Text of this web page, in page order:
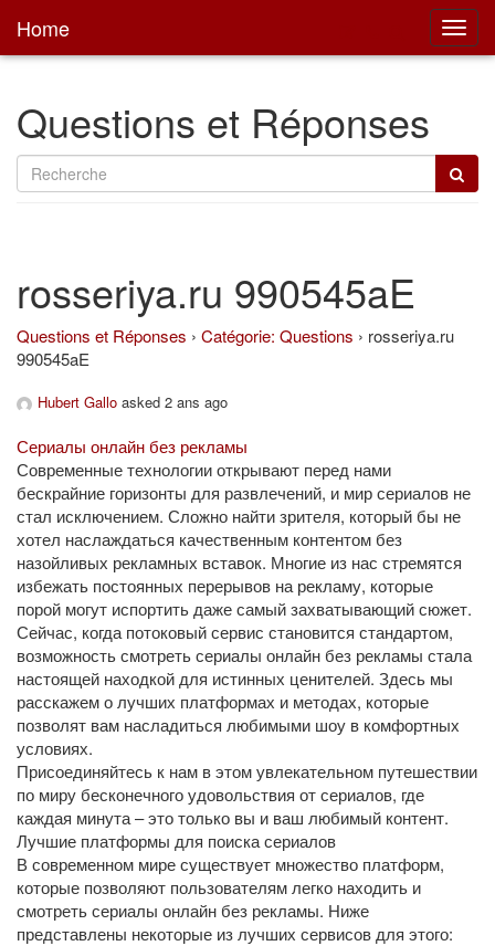
Home
Questions et Réponses
rosseriya.ru 990545aE
Questions et Réponses › Catégorie: Questions › rosseriya.ru
990545aE
Hubert Gallo asked 2 ans ago
Сериалы онлайн без рекламы
Современные технологии открывают перед нами
бескрайние горизонты для развлечений, и мир сериалов не
стал исключением. Сложно найти зрителя, который бы не
хотел наслаждаться качественным контентом без
назойливых рекламных вставок. Многие из нас стремятся
избежать постоянных перерывов на рекламу, которые
порой могут испортить даже самый захватывающий сюжет.
Сейчас, когда потоковый сервис становится стандартом,
возможность смотреть сериалы онлайн без рекламы стала
настоящей находкой для истинных ценителей. Здесь мы
расскажем о лучших платформах и методах, которые
позволят вам насладиться любимыми шоу в комфортных
условиях.
Присоединяйтесь к нам в этом увлекательном путешествии
по миру бесконечного удовольствия от сериалов, где
каждая минута – это только вы и ваш любимый контент.
Лучшие платформы для поиска сериалов
В современном мире существует множество платформ,
которые позволяют пользователям легко находить и
смотреть сериалы онлайн без рекламы. Ниже
представлены некоторые из лучших сервисов для этого: